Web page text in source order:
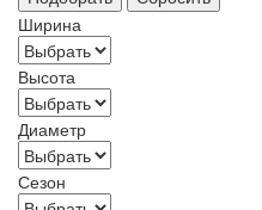
Ширина
Высота
Диаметр
Сезон